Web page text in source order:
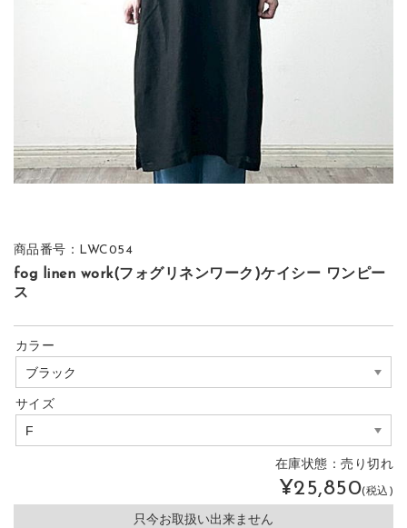
商品番号：LWC054
fog linen work(フォグリネンワーク)ケイシー ワンピー
ス
カラー
サイズ
在庫状態：売り切れ
¥25,850(税込)
只今お取扱い出来ません